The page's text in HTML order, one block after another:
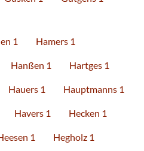
1 Hamers 1
Hanßen 1 Hartges 1
Hauers 1 Hauptmanns 1
Havers 1 Hecken 1
1 Hegholz 1